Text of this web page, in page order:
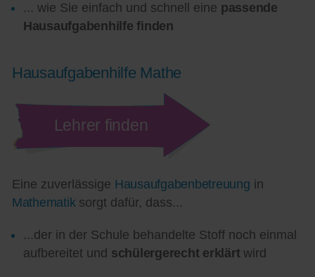
... wie Sie einfach und schnell eine passende
Hausaufgabenhilfe finden
Hausaufgabenhilfe Mathe
Lehrer finden
Eine zuverlässige Hausaufgabenbetreuung in
Mathematik sorgt dafür, dass...
...der in der Schule behandelte Stoff noch einmal
aufbereitet und schülergerecht erklärtwird